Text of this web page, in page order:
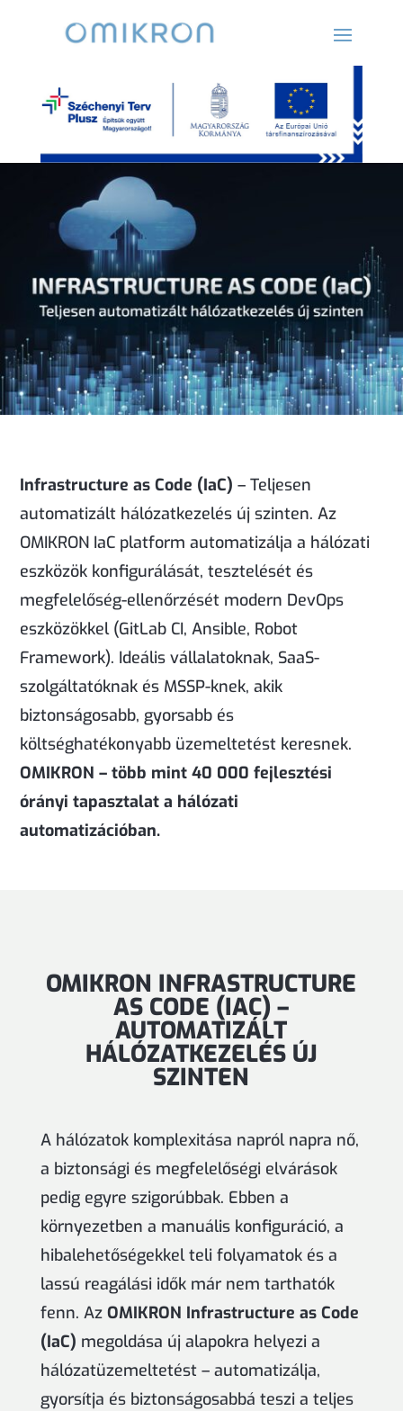
Infrastructure as Code (IaC) – Teljesen
automatizált hálózatkezelés új szinten. Az
OMIKRON IaC platform automatizálja a hálózati
eszközök konfigurálását, tesztelését és
megfelelőség-ellenőrzését modern DevOps
eszközökkel (GitLab CI, Ansible, Robot
Framework). Ideális vállalatoknak, SaaS-
szolgáltatóknak és MSSP-knek, akik
biztonságosabb, gyorsabb és
költséghatékonyabb üzemeltetést keresnek.
OMIKRON – több mint 40 000 fejlesztési
órányi tapasztalat a hálózati
automatizációban.
OMIKRON INFRASTRUCTURE
AS CODE (IAC) –
AUTOMATIZÁLT
HÁLÓZATKEZELÉS ÚJ
SZINTEN
A hálózatok komplexitása napról napra nő,
a biztonsági és megfelelőségi elvárások
pedig egyre szigorúbbak. Ebben a
környezetben a manuális konfiguráció, a
hibalehetőségekkel teli folyamatok és a
lassú reagálási idők már nem tarthatók
fenn. Az OMIKRON Infrastructure as Code
(IaC) megoldása új alapokra helyezi a
hálózatüzemeltetést – automatizálja,
gyorsítja és biztonságosabbá teszi a teljes